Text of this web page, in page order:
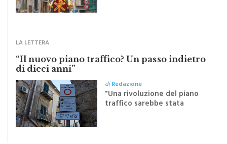
Festa del Santissimo
LA LETTERA
“Il nuovo piano traffico? Un passo indietro
di dieci anni”
diRedazione
"Una rivoluzione del piano
traffico sarebbe stata